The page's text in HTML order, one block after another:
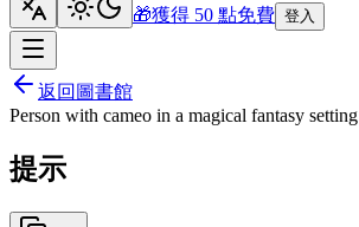
🎁獲得 50 點免費 登入
返回圖書館
Person with cameo in a magical fantasy setting
提示